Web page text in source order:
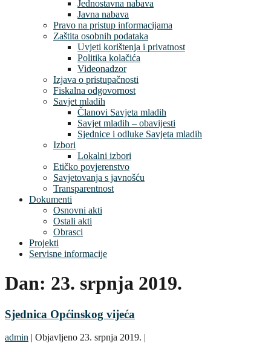
Jednostavna nabava
Javna nabava
Pravo na pristup informacijama
Zaštita osobnih podataka
Uvjeti korištenja i privatnost
Politika kolačića
Videonadzor
Izjava o pristupačnosti
Fiskalna odgovornost
Savjet mladih
Članovi Savjeta mladih
Savjet mladih – obavijesti
Sjednice i odluke Savjeta mladih
Izbori
Lokalni izbori
Etičko povjerenstvo
Savjetovanja s javnošću
Transparentnost
Dokumenti
Osnovni akti
Ostali akti
Obrasci
Projekti
Servisne informacije
Dan: 23. srpnja 2019.
Sjednica Općinskog vijeća
admin | Objavljeno 23. srpnja 2019. |